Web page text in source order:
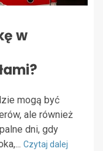
w
mogą być
ale również
dni, gdy
Czytaj dalej